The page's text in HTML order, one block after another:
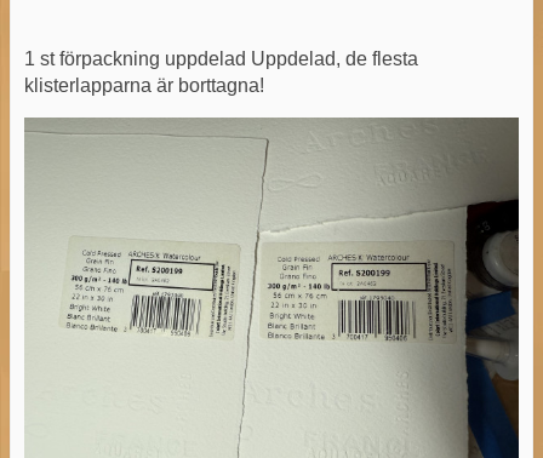
1 st förpackning uppdelad Uppdelad, de flesta
klisterlapparna är borttagna!